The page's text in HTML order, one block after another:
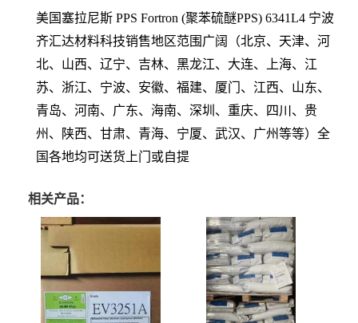
美国塞拉尼斯 PPS Fortron (聚苯硫醚PPS) 6341L4 宁波
齐汇达材料科技销售地区范围广阔（北京、天津、河
北、山西、辽宁、吉林、黑龙江、大连、上海、江
苏、浙江、宁波、安徽、福建、厦门、江西、山东、
青岛、河南、广东、海南、深圳、重庆、四川、贵
州、陕西、甘肃、青海、宁厦、武汉、广州等等）全
国各地均可送货上门或自提
相关产品：